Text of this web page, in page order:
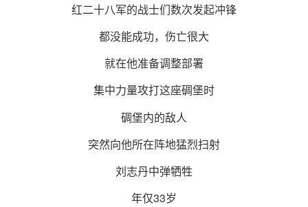
红二十八军的战士们数次发起冲锋
都没能成功，伤亡很大
就在他准备调整部署
集中力量攻打这座碉堡时
碉堡内的敌人
突然向他所在阵地猛烈扫射
刘志丹中弹牺牲
年仅33岁